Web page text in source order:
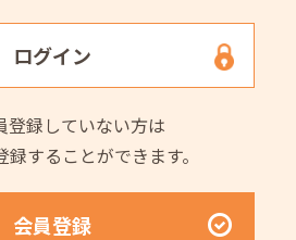
ログイン
登録していない方は
録することができます。
会員登録